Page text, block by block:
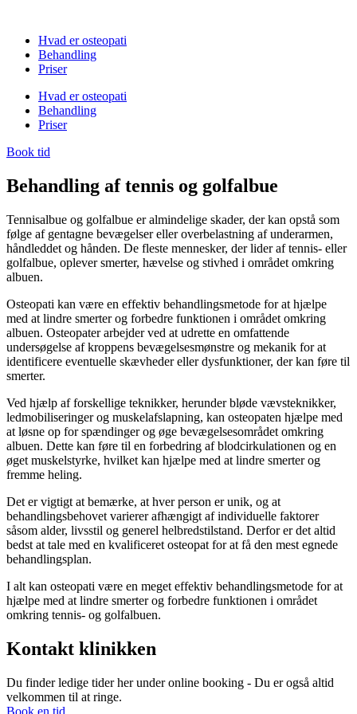
Hvad er osteopati
Behandling
Priser
Hvad er osteopati
Behandling
Priser
Book tid
Behandling af tennis og golfalbue
Tennisalbue og golfalbue er almindelige skader, der kan opstå som
følge af gentagne bevægelser eller overbelastning af underarmen,
håndleddet og hånden. De fleste mennesker, der lider af tennis- eller
golfalbue, oplever smerter, hævelse og stivhed i området omkring
albuen.
Osteopati kan være en effektiv behandlingsmetode for at hjælpe
med at lindre smerter og forbedre funktionen i området omkring
albuen. Osteopater arbejder ved at udrette en omfattende
undersøgelse af kroppens bevægelsesmønstre og mekanik for at
identificere eventuelle skævheder eller dysfunktioner, der kan føre til
smerter.
Ved hjælp af forskellige teknikker, herunder bløde vævsteknikker,
ledmobiliseringer og muskelafslapning, kan osteopaten hjælpe med
at løsne op for spændinger og øge bevægelsesområdet omkring
albuen. Dette kan føre til en forbedring af blodcirkulationen og en
øget muskelstyrke, hvilket kan hjælpe med at lindre smerter og
fremme heling.
Det er vigtigt at bemærke, at hver person er unik, og at
behandlingsbehovet varierer afhængigt af individuelle faktorer
såsom alder, livsstil og generel helbredstilstand. Derfor er det altid
bedst at tale med en kvalificeret osteopat for at få den mest egnede
behandlingsplan.
I alt kan osteopati være en meget effektiv behandlingsmetode for at
hjælpe med at lindre smerter og forbedre funktionen i området
omkring tennis- og golfalbuen.
Kontakt klinikken
Du finder ledige tider her under online booking - Du er også altid
velkommen til at ringe.
Book en tid